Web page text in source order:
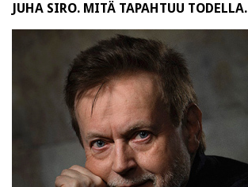
JUHA SIRO. MITÄ TAPAHTUU TODELLA.